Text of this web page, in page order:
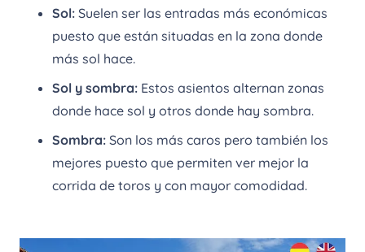
Sol: Suelen ser las entradas más económicas
puesto que están situadas en la zona donde
más sol hace.
Sol y sombra: Estos asientos alternan zonas
donde hace sol y otros donde hay sombra.
Sombra: Son los más caros pero también los
mejores puesto que permiten ver mejor la
corrida de toros y con mayor comodidad.